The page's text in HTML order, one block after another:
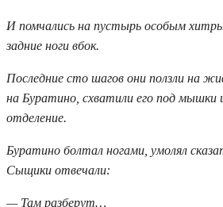
И помчались на пустырь особым
задние ноги вбок.
Последние сто шагов они ползли на
на Буратино, схватили его под мышки
отделение.
Буратино болтал ногами, умолял
Сыщики отвечали:
— Там разберут…